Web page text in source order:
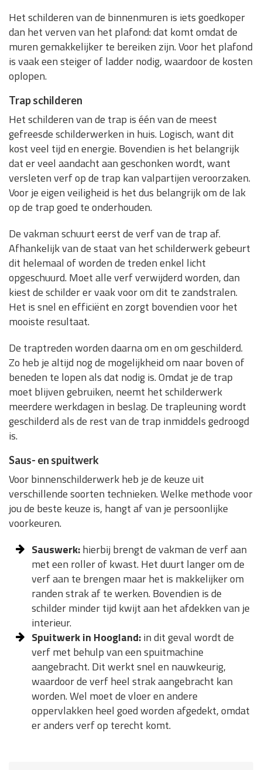
Het schilderen van de binnenmuren is iets goedkoper
dan het verven van het plafond: dat komt omdat de
muren gemakkelijker te bereiken zijn. Voor het plafond
is vaak een steiger of ladder nodig, waardoor de kosten
oplopen.
Trap schilderen
Het schilderen van de trap is één van de meest
gefreesde schilderwerken in huis. Logisch, want dit
kost veel tijd en energie. Bovendien is het belangrijk
dat er veel aandacht aan geschonken wordt, want
versleten verf op de trap kan valpartijen veroorzaken.
Voor je eigen veiligheid is het dus belangrijk om de lak
op de trap goed te onderhouden.
De vakman schuurt eerst de verf van de trap af.
Afhankelijk van de staat van het schilderwerk gebeurt
dit helemaal of worden de treden enkel licht
opgeschuurd. Moet alle verf verwijderd worden, dan
kiest de schilder er vaak voor om dit te zandstralen.
Het is snel en efficiënt en zorgt bovendien voor het
mooiste resultaat.
De traptreden worden daarna om en om geschilderd.
Zo heb je altijd nog de mogelijkheid om naar boven of
beneden te lopen als dat nodig is. Omdat je de trap
moet blijven gebruiken, neemt het schilderwerk
meerdere werkdagen in beslag. De trapleuning wordt
geschilderd als de rest van de trap inmiddels gedroogd
is.
Saus- en spuitwerk
Voor binnenschilderwerk heb je de keuze uit
verschillende soorten technieken. Welke methode voor
jou de beste keuze is, hangt af van je persoonlijke
voorkeuren.
Sauswerk:hierbij brengt de vakman de verf aan
met een roller of kwast. Het duurt langer om de
verf aan te brengen maar het is makkelijker om
randen strak af te werken. Bovendien is de
schilder minder tijd kwijt aan het afdekken van je
interieur.
Spuitwerk in Hoogland:in dit geval wordt de
verf met behulp van een spuitmachine
aangebracht. Dit werkt snel en nauwkeurig,
waardoor de verf heel strak aangebracht kan
worden. Wel moet de vloer en andere
oppervlakken heel goed worden afgedekt, omdat
er anders verf op terecht komt.